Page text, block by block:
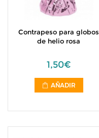
Contrapeso para globos
de helio rosa
1,50€
AÑADIR